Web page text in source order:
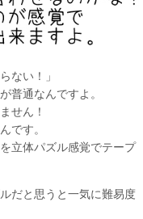
ない！」
通なんですよ。
せん！
です。
立体パズル感覚でテープ
だと思うと一気に難易度